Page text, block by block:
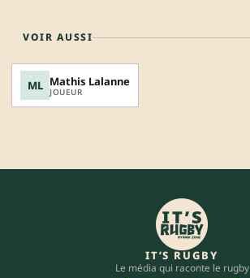
VOIR AUSSI
ML Mathis Lalanne
JOUEUR
IT’S RUGBY
Le média qui raconte le rugby